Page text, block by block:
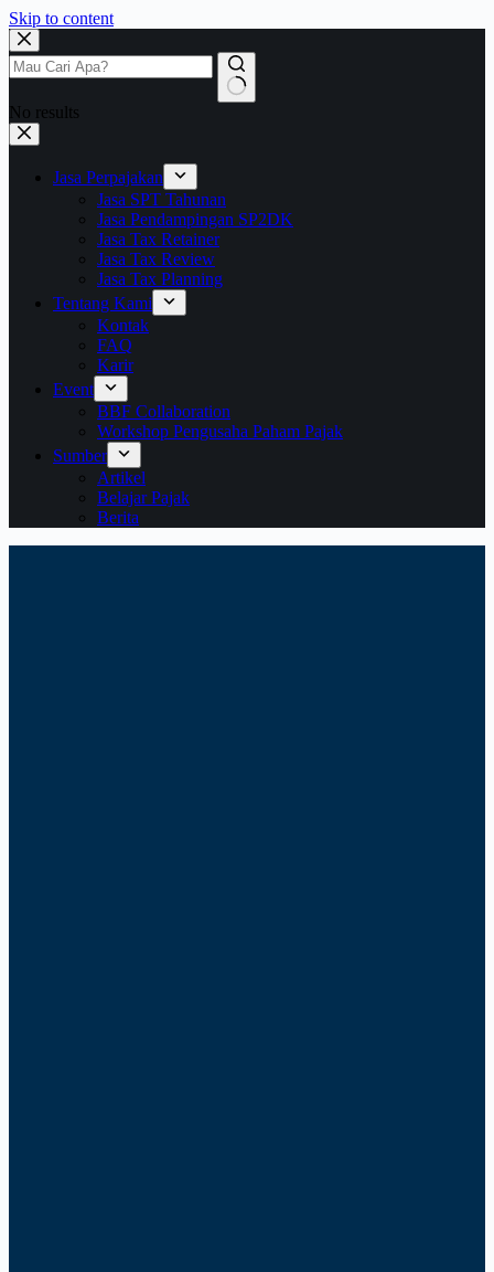
Skip to content
No results
Jasa Perpajakan
Jasa SPT Tahunan
Jasa Pendampingan SP2DK
Jasa Tax Retainer
Jasa Tax Review
Jasa Tax Planning
Tentang Kami
Kontak
FAQ
Karir
Event
BBF Collaboration
Workshop Pengusaha Paham Pajak
Sumber
Artikel
Belajar Pajak
Berita